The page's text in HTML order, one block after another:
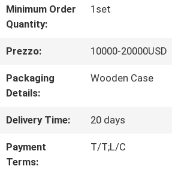
FABBRICA
CONTROLLO
DI
RICHIEDA
Minimum Order
Quantity:
1set
Prezzo: 10000-20000USD
Packaging
Details:
Wooden Case
Delivery Time: 20 days
Payment
Terms:
T/T;L/C